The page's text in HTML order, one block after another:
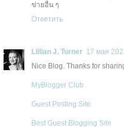
ข่ายอื่น ๆ
Ответить
Lillian J. Turner 17 мая
Nice Blog. Thanks for
MyBlogger Club
Guest Posting Site
Best Guest Blogging Site